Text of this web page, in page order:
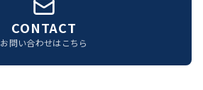
CONTACT
お問い合わせはこちら